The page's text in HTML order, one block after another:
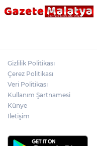
Gizlilik Politikası
Çerez Politikası
Veri Politikası
Kullanım Şartnamesi
Künye
İletişim